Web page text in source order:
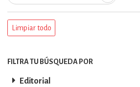
Limpiar todo
FILTRA TU BÚSQUEDA POR
Editorial